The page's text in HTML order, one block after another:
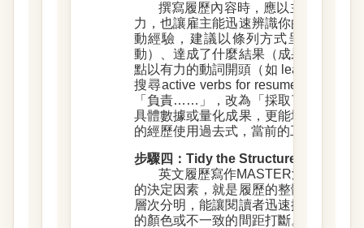
撰寫履歷內容時，應以主動語態和
力，也讓雇主能迅速辨識你的專業強項
動經驗，建議以條列方式呈現，並
動）、達成了什麼結果（成果）以及帶
點以有力的動詞開頭（如 lead,
搜尋active verbs for resumes找到更
「負責……」，改為「採取了什麼行動
具體數據或量化成果，更能增強可信度
的經歷使用過去式，當前的工作或角色
步驟四：Tidy the Structure 讓履歷架
英文履歷寫作MASTER法則第四步
的決定因素，就是履歷的整體排版與格
層次分明，能讓閱讀者迅速掃描並抓住
的顏色或不一致的間距打斷。建議避免